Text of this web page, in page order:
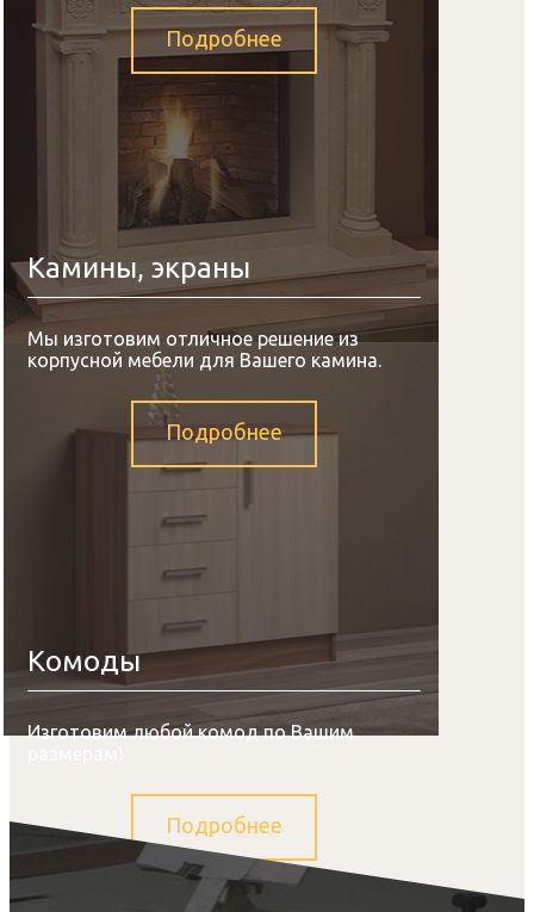
Подробнее
Камины, экраны
Мы изготовим отличное решение из
корпусной мебели для Вашего камина.
Подробнее
Комоды
Изготовим любой комод по Вашим
Подробнее